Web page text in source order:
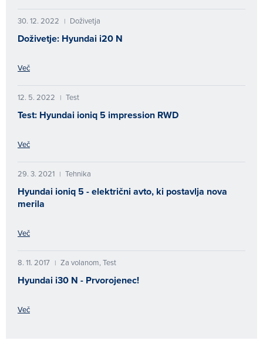
30. 12. 2022 | Doživetja
Doživetje: Hyundai i20 N
Več
12. 5. 2022 | Test
Test: Hyundai ioniq 5 impression RWD
Več
29. 3. 2021 | Tehnika
Hyundai ioniq 5 - električni avto, ki postavlja nova
merila
Več
8. 11. 2017 | Za volanom, Test
Hyundai i30 N - Prvorojenec!
Več